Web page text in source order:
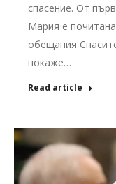
спасение. От
Мария е
обещания
покаже…
Read article